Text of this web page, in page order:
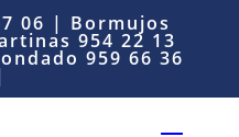
06 | Bormujos
954 22 13
959 66 36